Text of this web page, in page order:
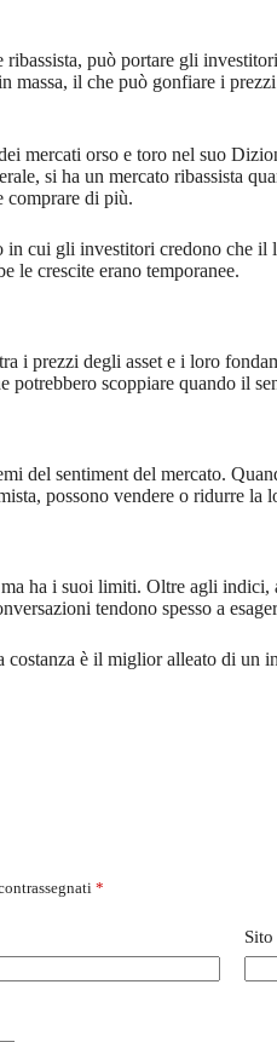
può portare gli
il che può gonfiare i
mercati orso e toro nel suo
si ha un mercato ribassista
comprare di più.
cui gli investitori credono che
le crescite erano temporanee.
i prezzi degli asset e i loro
potrebbero scoppiare quando il
del sentiment del mercato.
possono vendere o ridurre la
ha i suoi limiti. Oltre agli
tendono spesso a
è il miglior alleato di un
*